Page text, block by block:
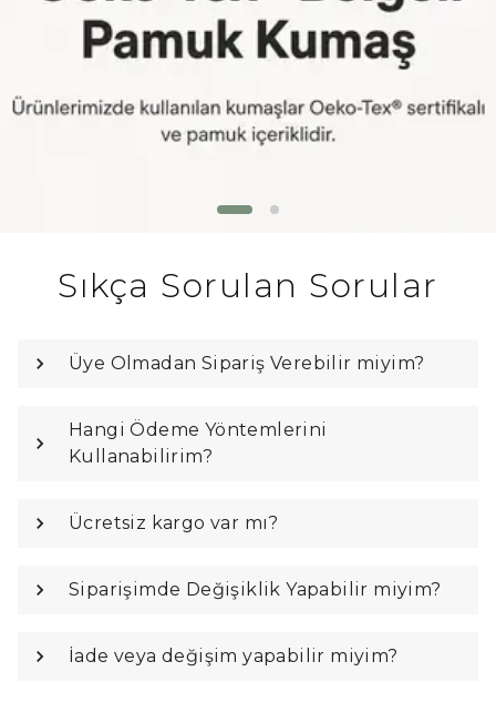
Sıkça Sorulan Sorular
Üye Olmadan Sipariş Verebilir miyim?
Hangi Ödeme Yöntemlerini
Kullanabilirim?
Ücretsiz kargo var mı?
Siparişimde Değişiklik Yapabilir miyim?
İade veya değişim yapabilir miyim?